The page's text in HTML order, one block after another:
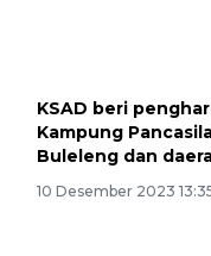
KSAD beri
Kampung
Buleleng dan
10 Desember 2023